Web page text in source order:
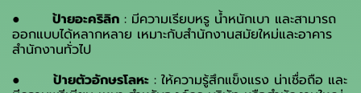
●
ป้ายอะคริลิก : มีความเรียบหรู น้ำหนักเบา และสามารถ
ออกแบบได้หลากหลาย เหมาะกับสำนักงานสมัยใหม่และอาคาร
สำนักงานทั่วไป
●
ป้ายตัวอักษรโลหะ : ให้ความรู้สึกแข็งแรง น่าเชื่อถือ และ